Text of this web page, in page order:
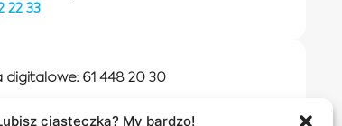
ciasteczka? My bardzo!
22 33
digitalowe: 61 448 20 30